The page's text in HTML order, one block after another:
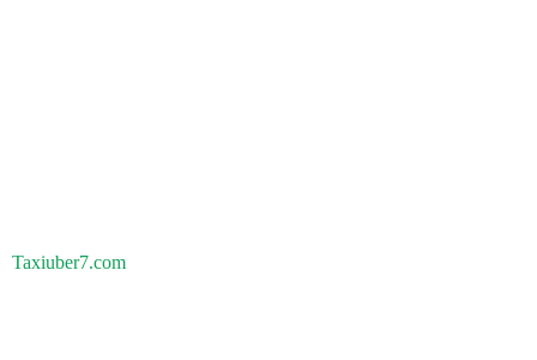
Taxiuber7.com